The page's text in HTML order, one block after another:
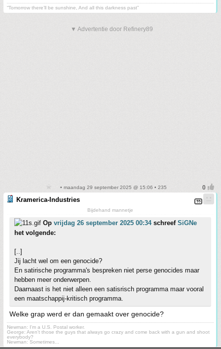
“Tomorrow there’ll be sunshine, And all this darkness past”
▼ Advertentie door Refinery89
• maandag 29 september 2025 @ 15:06 • 235
Kramerica-Industries
Bijdehand mannetje
Op vrijdag 26 september 2025 00:34schreef SiGNe
het volgende:
[..]
Jij lacht wel om een genocide?
En satirische programma's bespreken niet perse genocides maar
hebben meer onderwerpen.
Daarnaast is het niet alleen een satisrisch programma maar vooral
een maatschappij-kritisch programma.
Welke grap werd er dan gemaakt over genocide?
Newman: I'm a U.S. Postal worker.
George: Aren't those the guys that always go crazy and come back with a gun and shoot
everybody?
Newman: Sometimes...